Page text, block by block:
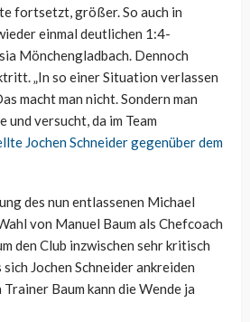
fortsetzt, größer. So auch in
einmal deutlichen 1:4-
Mönchengladbach. Dennoch
„In so einer Situation verlassen
macht man nicht. Sondern man
versucht, da im Team
Jochen Schneider gegenüber dem
des nun entlassenen Michael
von Manuel Baum als Chefcoach
den Club inzwischen sehr kritisch
sich Jochen Schneider ankreiden
Trainer Baum kann die Wende ja